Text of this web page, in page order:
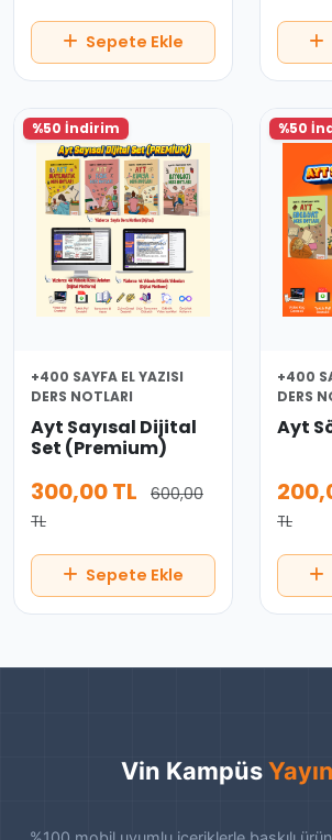
Sepete Ekle
%50 İndirim
+400 SAYFA EL YAZISI
DERS NOTLARI
Ayt Sayısal Dijital
Set (Premium)
300,00 TL
600,00
TL
Sepete Ekle
%50
+400
DERS
Ayt
TL
Vin Kampüs